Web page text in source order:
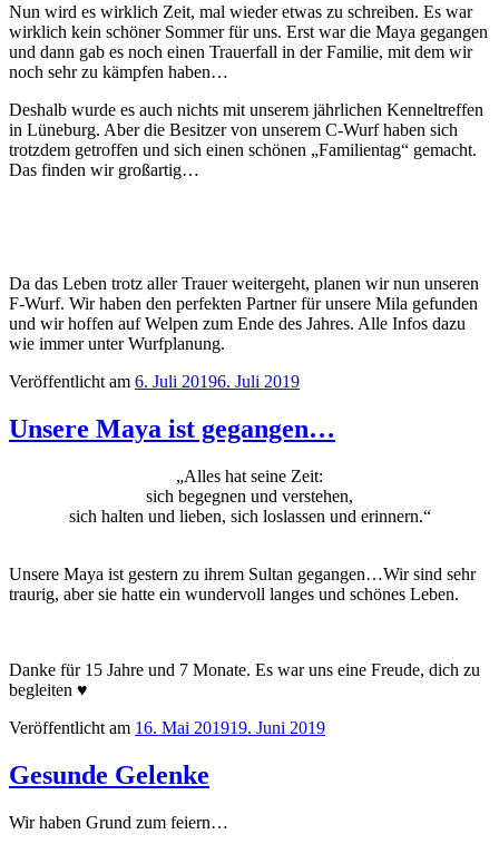
Nun wird es wirklich Zeit, mal wieder etwas zu schreiben. Es war
wirklich kein schöner Sommer für uns. Erst war die Maya gegangen
und dann gab es noch einen Trauerfall in der Familie, mit dem wir
noch sehr zu kämpfen haben…
Deshalb wurde es auch nichts mit unserem jährlichen Kenneltreffen
in Lüneburg. Aber die Besitzer von unserem C-Wurf haben sich
trotzdem getroffen und sich einen schönen „Familientag“ gemacht.
Das finden wir großartig…
Da das Leben trotz aller Trauer weitergeht, planen wir nun unseren
F-Wurf. Wir haben den perfekten Partner für unsere Mila gefunden
und wir hoffen auf Welpen zum Ende des Jahres. Alle Infos dazu
wie immer unter Wurfplanung.
Veröffentlicht am 6. Juli 20196. Juli 2019
Unsere Maya ist gegangen…
„Alles hat seine Zeit:
sich begegnen und verstehen,
sich halten und lieben, sich loslassen und erinnern.“
Unsere Maya ist gestern zu ihrem Sultan gegangen…Wir sind sehr
traurig, aber sie hatte ein wundervoll langes und schönes Leben.
Danke für 15 Jahre und 7 Monate. Es war uns eine Freude, dich zu
begleiten ♥
Veröffentlicht am 16. Mai 201919. Juni 2019
Gesunde Gelenke
Wir haben Grund zum feiern…